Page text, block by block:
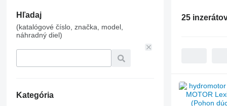
Hľadaj
(katalógové číslo, značka, model,
náhradný diel)
Kategória
25